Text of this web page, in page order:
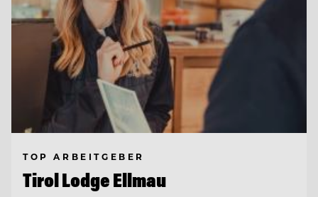
TOP ARBEITGEBER
Tirol Lodge Ellmau